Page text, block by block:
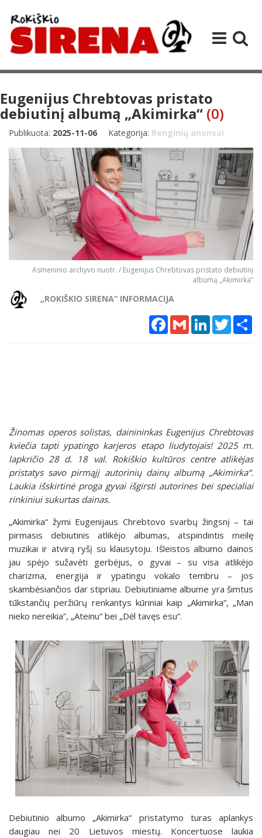
Eugenijus Chrebtovas pristato
debiutinį albumą „Akimirka“ (0)
Publikuota: 2025-11-06 Kategorija: Renginių anonsai
Asmeninio archyvo nuotr. / Eugenijus Chrebtovas pristato debiutinį
albumą „Akimirka“
„ROKIŠKIO SIRENA“ INFORMACIJA
Facebook
Gmail LinkedInTwitter
Žinomas operos solistas, dainininkas Eugenijus Chrebtovas
kviečia tapti ypatingo karjeros etapo liudytojais! 2025 m.
lapkričio 28 d. 18 val. Rokiškio kultūros centre atlikėjas
pristatys savo pirmąjį autorinių dainų albumą „Akimirka“.
Laukia išskirtinė proga gyvai išgirsti autorines bei specialiai
rinkiniui sukurtas dainas.
„Akimirka“ žymi Eugenijaus Chrebtovo svarbų žingsnį – tai
pirmasis debiutinis atlikėjo albumas, atspindintis meilę
muzikai ir atvirą ryšį su klausytoju. Išleistos albumo dainos
jau spėjo sužavėti gerbėjus, o gyvai – su visa atlikėjo
charizma, energija ir ypatingu vokalo tembru – jos
skambėsiančios dar stipriau. Debiutiniame albume yra šimtus
tūkstančių peržiūrų renkantys kūriniai kaip „Akimirka“, „Man
nieko nereikia”, „Ateinu“ bei „Dėl tavęs esu“.
Debiutinio albumo „Akimirka“ pristatymo turas aplankys
daugiau nei 20 Lietuvos miestų. Koncertuose laukia